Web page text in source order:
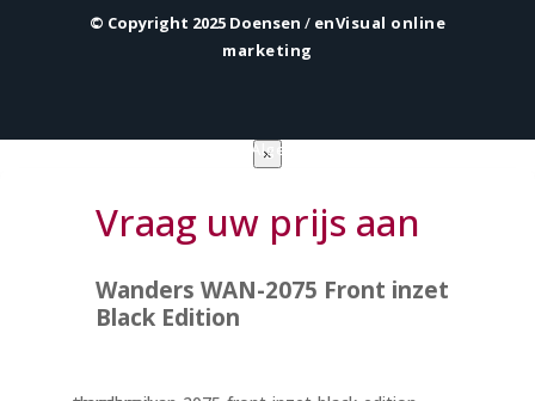
© Copyright 2025 Doensen / enVisual online
marketing
Algemene voorwaarden
×
Vraag uw prijs aan
Wanders WAN-2075 Front inzet
Black Edition